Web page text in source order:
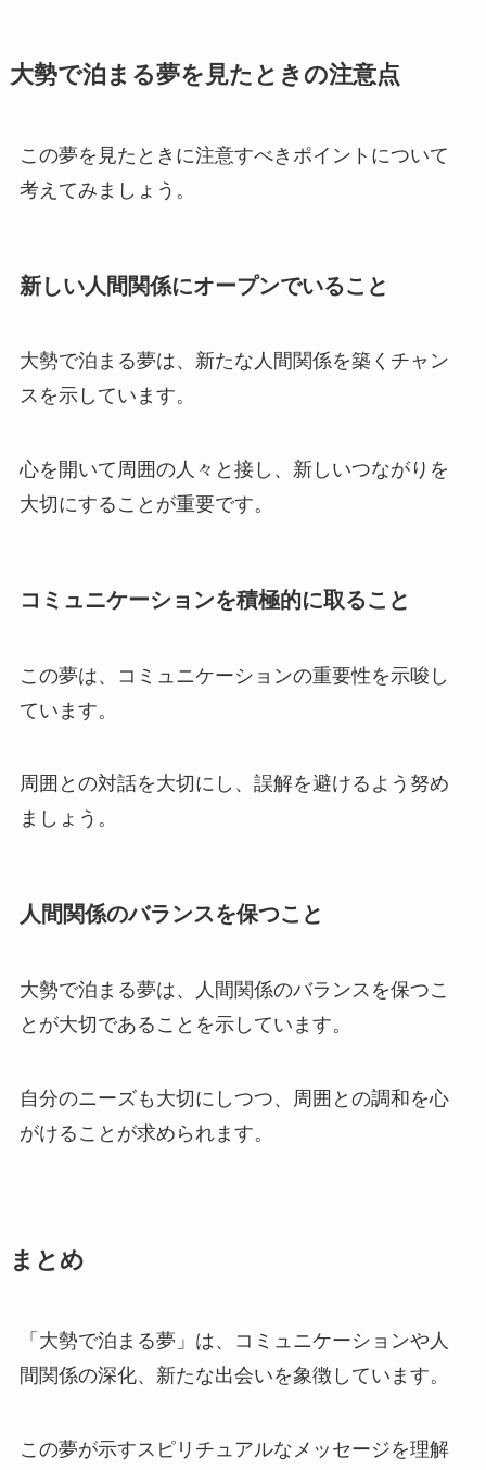
大勢で泊まる夢を見たときの注意点
この夢を見たときに注意すべきポイントについて
考えてみましょう。
新しい人間関係にオープンでいること
大勢で泊まる夢は、新たな人間関係を築くチャン
スを示しています。
心を開いて周囲の人々と接し、新しいつながりを
大切にすることが重要です。
コミュニケーションを積極的に取ること
この夢は、コミュニケーションの重要性を示唆し
ています。
周囲との対話を大切にし、誤解を避けるよう努め
ましょう。
人間関係のバランスを保つこと
大勢で泊まる夢は、人間関係のバランスを保つこ
とが大切であることを示しています。
自分のニーズも大切にしつつ、周囲との調和を心
がけることが求められます。
まとめ
「大勢で泊まる夢」は、コミュニケーションや人
間関係の深化、新たな出会いを象徴しています。
この夢が示すスピリチュアルなメッセージを理解